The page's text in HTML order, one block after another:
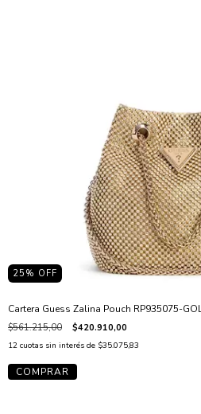
25 % OFF
Cartera Guess Zalina Pouch RP935075-
$561.215,00 $420.910,00
12 cuotas sin interés de $35.075,83